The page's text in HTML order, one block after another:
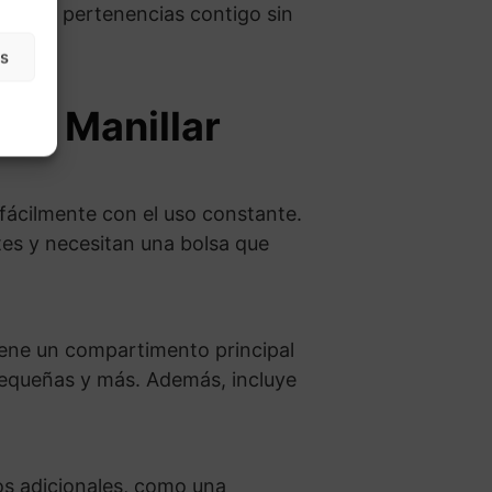
tus pertenencias contigo sin
Manillar
con el uso constante.
y necesitan una bolsa que
un compartimento principal
y más. Además, incluye
adicionales, como una